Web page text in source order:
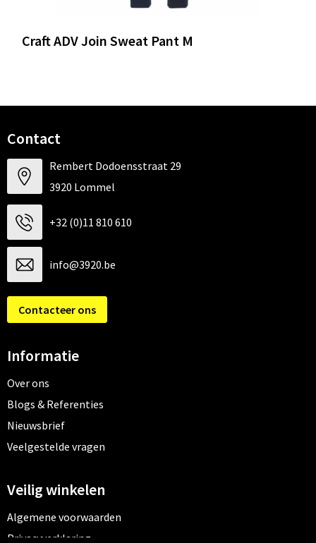
Craft ADV Join Sweat Pant M
Contact
Rembert Dodoensstraat 29
3920 Lommel
+32 (0)11 810 610
info@3920.be
Contacteer ons
Informatie
Over ons
Blogs & Referenties
Nieuwsbrief
Veelgestelde vragen
Veilig winkelen
Algemene voorwaarden
Privacyverklaring